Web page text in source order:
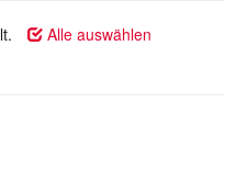
Alle auswählen